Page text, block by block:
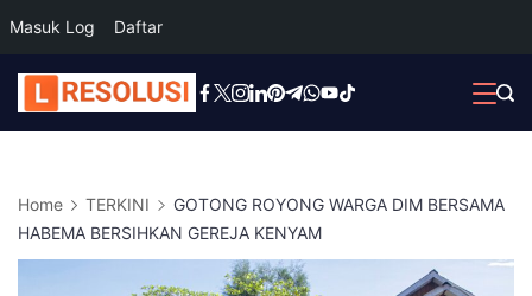
Masuk Log Daftar
Skip
to
Home TERKINI
GOTONG ROYONG WARGA DIM BERSAMA
HABEMA BERSIHKAN GEREJA KENYAM